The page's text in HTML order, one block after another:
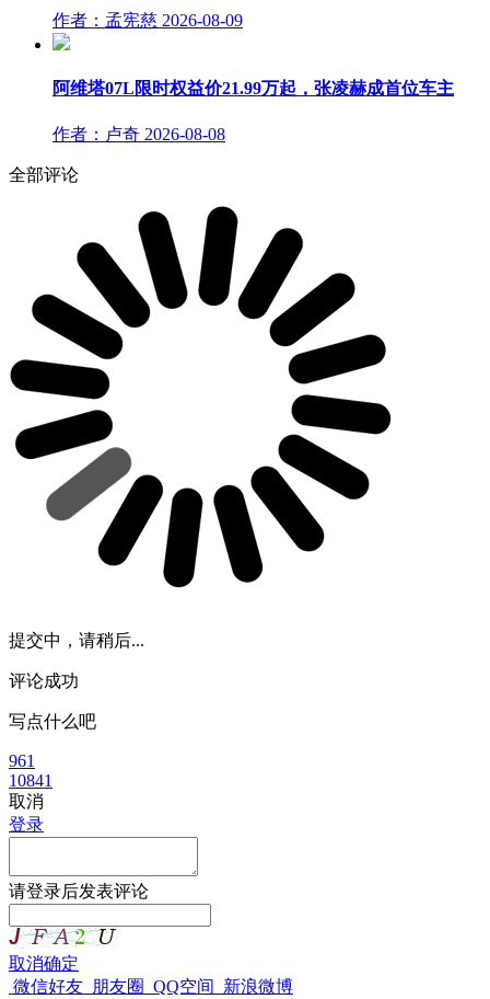
作者：孟宪慈 2026-08-09
阿维塔07L限时权益价21.99万起，张凌赫成首位车主
作者：卢奇 2026-08-08
全部评论
提交中，请稍后...
评论成功
写点什么吧
961
10841
取消
登录
请登录后发表评论
取消确定
微信好友 朋友圈 QQ空间 新浪微博